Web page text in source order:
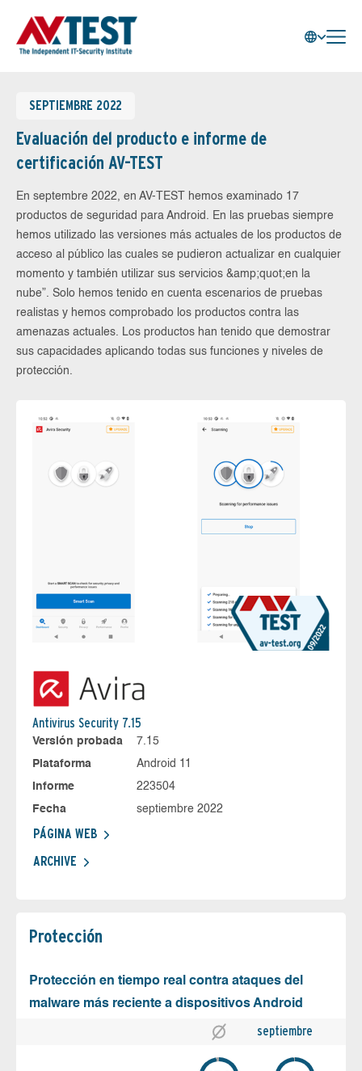
SEPTIEMBRE 2022
Evaluación del producto e informe de
certificación AV-TEST
En septembre 2022, en AV-TEST hemos examinado 17
productos de seguridad para Android. En las pruebas siempre
hemos utilizado las versiones más actuales de los productos de
acceso al público las cuales se pudieron actualizar en cualquier
momento y también utilizar sus servicios &amp;quot;en la
nube”. Solo hemos tenido en cuenta escenarios de pruebas
realistas y hemos comprobado los productos contra las
amenazas actuales. Los productos han tenido que demostrar
sus capacidades aplicando todas sus funciones y niveles de
protección.
Antivirus Security 7.15
Versión probada
7.15
Plataforma
Android 11
Informe
223504
Fecha
septiembre 2022
PÁGINA WEB
ARCHIVE
Protección
Protección en tiempo real contra ataques del
malware más reciente a dispositivos Android
septiembre